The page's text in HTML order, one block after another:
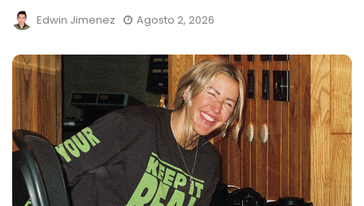
Edwin Jimenez Agosto 2, 2026